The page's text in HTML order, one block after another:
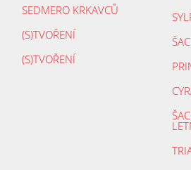
SEDMERO KRKAVCŮ
(S)TVOŘENÍ
(S)TVOŘENÍ